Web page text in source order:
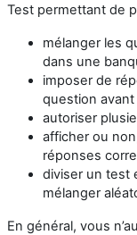
Test permettant de
mélanger les
dans une
imposer de
question avant
autoriser
afficher ou
réponses
diviser un test
mélanger
En général, vous